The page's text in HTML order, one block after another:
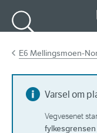
E6 Mellingsmoen-
Varsel om
Vegvesenet